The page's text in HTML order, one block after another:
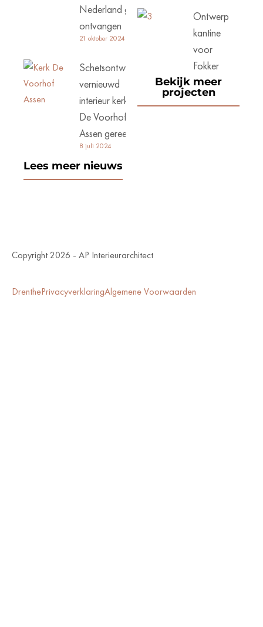
Nederland goed
ontvangen
21 oktober 2024
Schetsontwerp
vernieuwd
interieur kerk
De Voorhof
Assen gereed
8 juli 2024
Lees meer nieuws
Ontwerp
kantine
voor
Fokker
Bekijk meer
projecten
Copyright 2026 - AP Interieurarchitect
DrenthePrivacyverklaringAlgemene Voorwaarden